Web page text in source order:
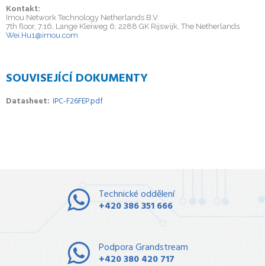
Kontakt:
Imou Network Technology Netherlands B.V.
7th floor, 7.16, Lange Kleiweg 6, 2288 GK Rijswijk, The Netherlands
Wei.Hu1@imou.com
SOUVISEJÍCÍ DOKUMENTY
Datasheet IPC-F26FEP.pdf
Technické oddělení
+420 386 351 666
Podpora Grandstream
+420 380 420 717